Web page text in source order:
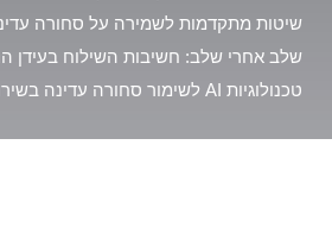
שיטות מתקדמות לשמירה על סחורה
שלב אחרי שלב: חשיבות השילוח בעידן
טכנולוגיות AI לשימור סחורה עדינה בשירות Pick & Pack